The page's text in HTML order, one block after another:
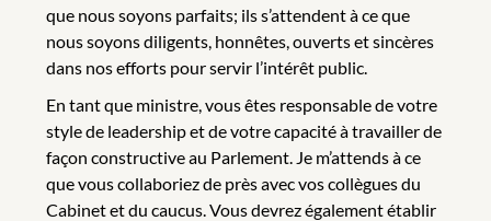
que nous soyons parfaits; ils s’attendent à ce que
nous soyons diligents, honnêtes, ouverts et sincères
dans nos efforts pour servir l’intérêt public.
En tant que ministre, vous êtes responsable de votre
style de leadership et de votre capacité à travailler de
façon constructive au Parlement. Je m’attends à ce
que vous collaboriez de près avec vos collègues du
Cabinet et du caucus. Vous devrez également établir